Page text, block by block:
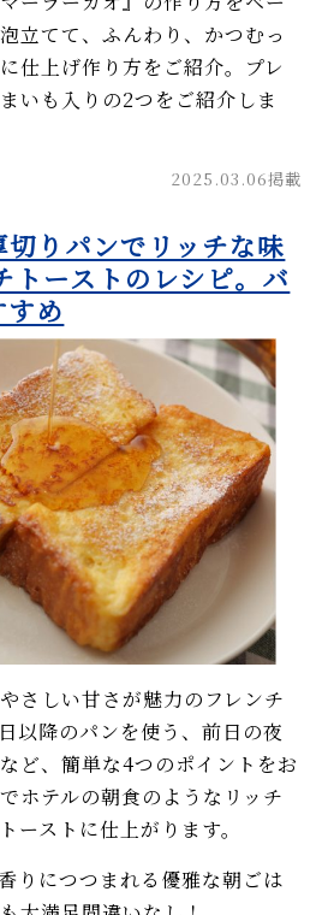
立てて、ふんわり、かつむっ
仕上げ作り方をご紹介。プレ
いも入りの2つをご紹介しま
2025.03.06掲載
切りパンでリッチな味
トーストのレシピ。バ
め
さしい甘さが魅力のフレンチ
以降のパンを使う、前日の夜
ど、簡単な4つのポイントをお
ホテルの朝食のようなリッチ
ーストに仕上がります。
りにつつまれる優雅な朝ごは